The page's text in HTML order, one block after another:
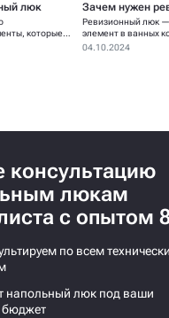
люк
которые
Зачем нужен
Ревизионный люк
элемент в ванных
04.10.2024
консультацию
люкам
с опытом
по всем
напольный люк под ваши
бюджет